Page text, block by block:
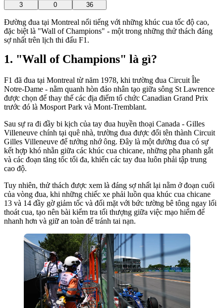
3 0 36
Đường đua tại Montreal nổi tiếng với những khúc cua tốc độ cao,
đặc biệt là "Wall of Champions" - một trong những thử thách đáng
sợ nhất trên lịch thi đấu F1.
"Wall of Champions" là gì?
F1 đã đua tại Montreal từ năm 1978, khi trường đua Circuit Île
Notre-Dame - nằm quanh hòn đảo nhân tạo giữa sông St Lawrence
được chọn để thay thế các địa điểm tổ chức Canadian Grand Prix
trước đó là Mosport Park và Mont-Tremblant.
Sau sự ra đi đầy bi kịch của tay đua huyền thoại Canada - Gilles
Villeneuve chính tại quê nhà, trường đua được đổi tên thành Circuit
Gilles Villeneuve để tưởng nhớ ông. Đây là một đường đua có sự
kết hợp khó nhằn giữa các khúc cua chicane, những pha phanh gắt
và các đoạn tăng tốc tối đa, khiến các tay đua luôn phải tập trung
cao độ.
Tuy nhiên, thử thách được xem là đáng sợ nhất lại nằm ở đoạn cuối
của vòng đua, khi những chiếc xe phải luồn qua khúc cua chicane
13 và 14 đầy gờ giảm tốc và đối mặt với bức tường bê tông ngay lối
thoát cua, tạo nên bài kiểm tra tối thượng giữa việc mạo hiểm để
nhanh hơn và giữ an toàn để tránh tai nạn.